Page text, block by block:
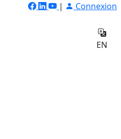
|
Connexion
EN